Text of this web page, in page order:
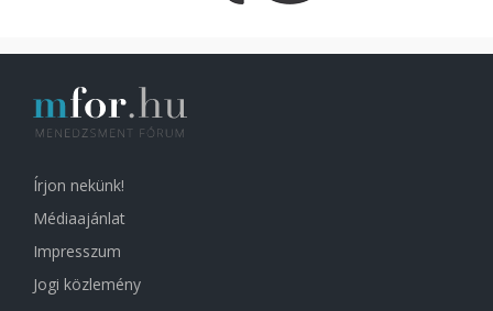
Írjon nekünk!
Médiaajánlat
Impresszum
Jogi közlemény